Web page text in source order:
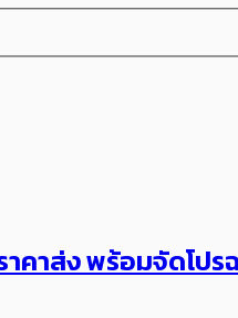
คาส่ง พร้อมจัดโปร